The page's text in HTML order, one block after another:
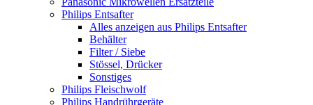
Philips Entsafter
Alles anzeigen aus Philips Entsafter
Behälter
Filter / Siebe
Stössel, Drücker
Sonstiges
Philips Fleischwolf
Philips Handrührgeräte